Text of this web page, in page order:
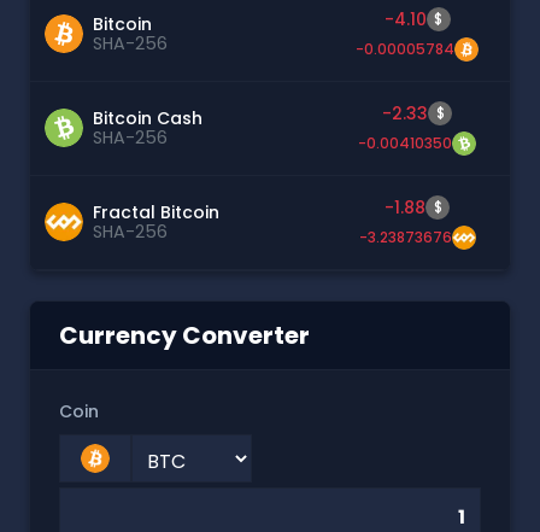
Bitcoin
SHA-256
-4.10 $
-0.00005784
Bitcoin Cash
SHA-256
-2.33 $
-0.00410350
Fractal Bitcoin
SHA-256
-1.88 $
-3.23873676
Currency Converter
Coin